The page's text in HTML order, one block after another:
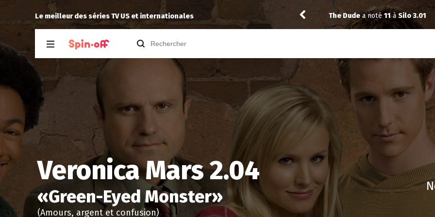
Le meilleur des séries TV US et internationales
The Dudea noté11àSilo 3.01 Reiseia noté11à
Veronica Mars 2.04
«Green-Eyed Monster»
(Amours, argent et confusion)